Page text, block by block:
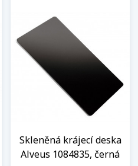
Skleněná krájecí deska
Alveus 1084835, černá